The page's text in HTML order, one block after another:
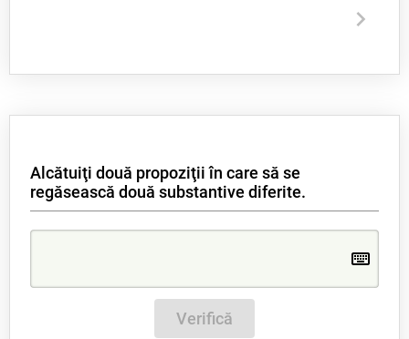
Alcătuiţi două propoziţii în care să se
regăsească două substantive diferite.
Verifică